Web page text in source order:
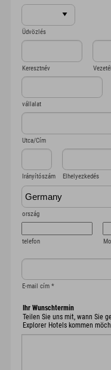
Üdvözlés
Keresztnév
vállalat
Utca/Cím
Irányítószám Elhelyezkedés
ország
telefon
E-mail cím *
Ihr Wunschtermin
Teilen Sie uns mit, wann Sie
Explorer Hotels kommen